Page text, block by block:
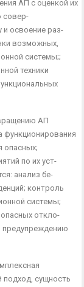
АП с оцен­кой их
совер­
и освоение раз­
возможных,
системы;;
техники
АП
функционирова­ния
опасных;
по их уст­
анализ бе­
контроль
системы;
опасных откло­
предупрежде­нию
подход, сущ­ность